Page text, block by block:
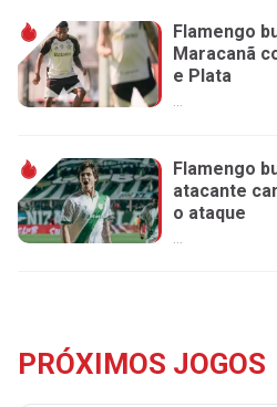
Flamengo
Maracanã
e Plata
...
Flamengo
atacante
o ataque
PRÓXIMOS JOGOS